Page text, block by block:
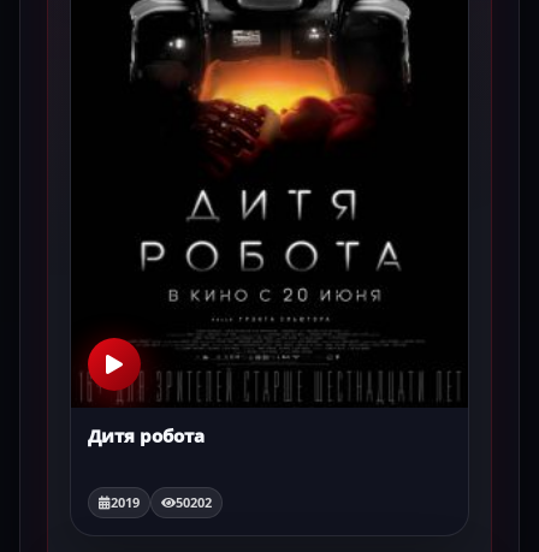
Дитя робота
2019 50202